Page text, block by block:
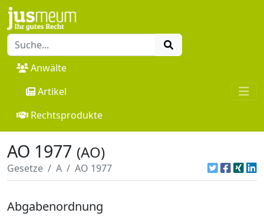
Anwälte
Artikel
Rechtsprodukte
AO 1977 (AO)
Gesetze A AO 1977
Abgabenordnung